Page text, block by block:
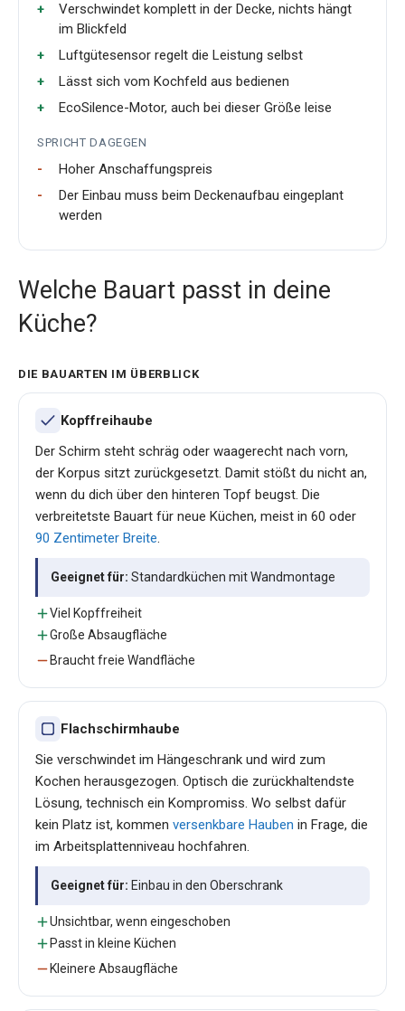
Verschwindet komplett in der Decke, nichts hängt
im Blickfeld
Luftgütesensor regelt die Leistung selbst
Lässt sich vom Kochfeld aus bedienen
EcoSilence-Motor, auch bei dieser Größe leise
SPRICHT DAGEGEN
Hoher Anschaffungspreis
Der Einbau muss beim Deckenaufbau eingeplant
werden
Welche Bauart passt in deine
Küche?
DIE BAUARTEN IM ÜBERBLICK
Kopffreihaube
Der Schirm steht schräg oder waagerecht nach vorn,
der Korpus sitzt zurückgesetzt. Damit stößt du nicht an,
wenn du dich über den hinteren Topf beugst. Die
verbreitetste Bauart für neue Küchen, meist in 60 oder
90 Zentimeter Breite.
Geeignet für: Standardküchen mit Wandmontage
Viel Kopffreiheit
Große Absaugfläche
Braucht freie Wandfläche
Flachschirmhaube
Sie verschwindet im Hängeschrank und wird zum
Kochen herausgezogen. Optisch die zurückhaltendste
Lösung, technisch ein Kompromiss. Wo selbst dafür
kein Platz ist, kommen versenkbare Hauben in Frage, die
im Arbeitsplattenniveau hochfahren.
Geeignet für: Einbau in den Oberschrank
Unsichtbar, wenn eingeschoben
Passt in kleine Küchen
Kleinere Absaugfläche